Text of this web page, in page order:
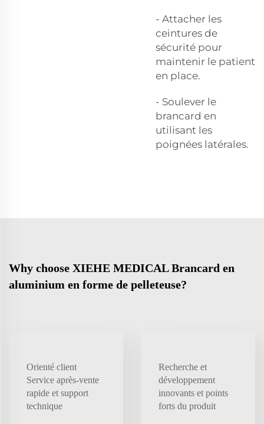
- Attacher les
ceintures de
sécurité pour
maintenir le patient
en place.
- Soulever le
brancard en
utilisant les
poignées latérales.
Why choose XIEHE MEDICAL Brancard en
aluminium en forme de pelleteuse?
Orienté client
Service après-vente
rapide et support
technique
Recherche et
développement
innovants et points
forts du produit